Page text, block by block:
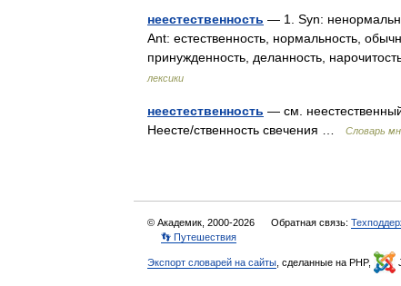
неестественность — 1. Syn:
Ant: естественность, нормальность,
принужденность, деланность,
лексики
неестественность — см.
Неесте/ственность свечения …
Словарь
© Академик, 2000-2026 Обратная связь:
👣 Путешествия
Экспорт словарей на сайты , сделанные на PHP,